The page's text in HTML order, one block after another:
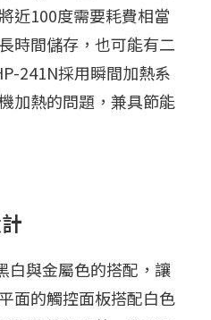
近100度需要耗費相當
時間儲存，也可能有二
241N採用瞬間加熱系
加熱的問題，兼具節能
白與金屬色的搭配，讓
面的觸控面板搭配白色